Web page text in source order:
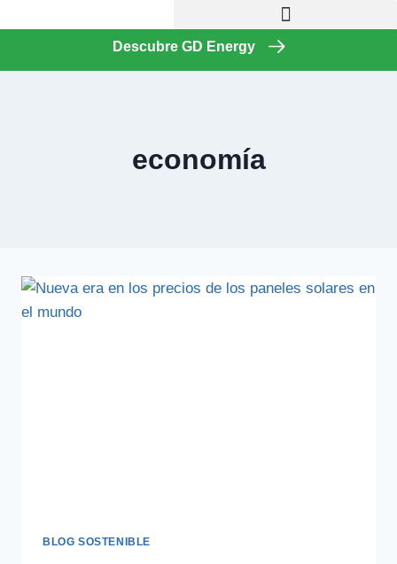
Descubre GD Energy
economía
BLOG SOSTENIBLE